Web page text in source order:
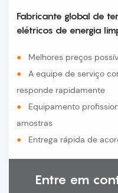
Fabricante global de
elétricos de energia
●
Melhores preços
●
A equipe de serviço
responde rapidamente
●
Equipamento
amostras
●
Entrega rápida de
Entre em